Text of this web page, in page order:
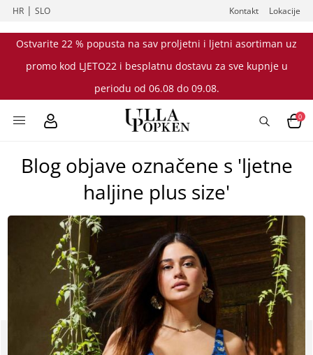
HR |SLO Kontakt Lokacije
Ostvarite 22 % popusta na sav proljetni i ljetni asortiman uz
promo kod LJETO22 i besplatnu dostavu za sve kupnje u
periodu od 06.08 do 09.08.
0
Blog objave označene s 'ljetne
haljine plus size'